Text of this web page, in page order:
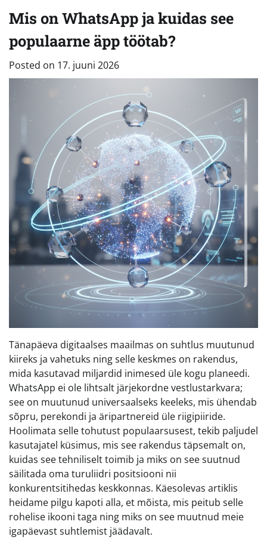
Mis on WhatsApp ja kuidas see
populaarne äpp töötab?
Posted on 17. juuni 2026
Tänapäeva digitaalses maailmas on suhtlus muutunud
kiireks ja vahetuks ning selle keskmes on rakendus,
mida kasutavad miljardid inimesed üle kogu planeedi.
WhatsApp ei ole lihtsalt järjekordne vestlustarkvara;
see on muutunud universaalseks keeleks, mis ühendab
sõpru, perekondi ja äripartnereid üle riigipiiride.
Hoolimata selle tohutust populaarsusest, tekib paljudel
kasutajatel küsimus, mis see rakendus täpsemalt on,
kuidas see tehniliselt toimib ja miks on see suutnud
säilitada oma turuliidri positsiooni nii
konkurentsitihedas keskkonnas. Käesolevas artiklis
heidame pilgu kapoti alla, et mõista, mis peitub selle
rohelise ikooni taga ning miks on see muutnud meie
igapäevast suhtlemist jäädavalt.